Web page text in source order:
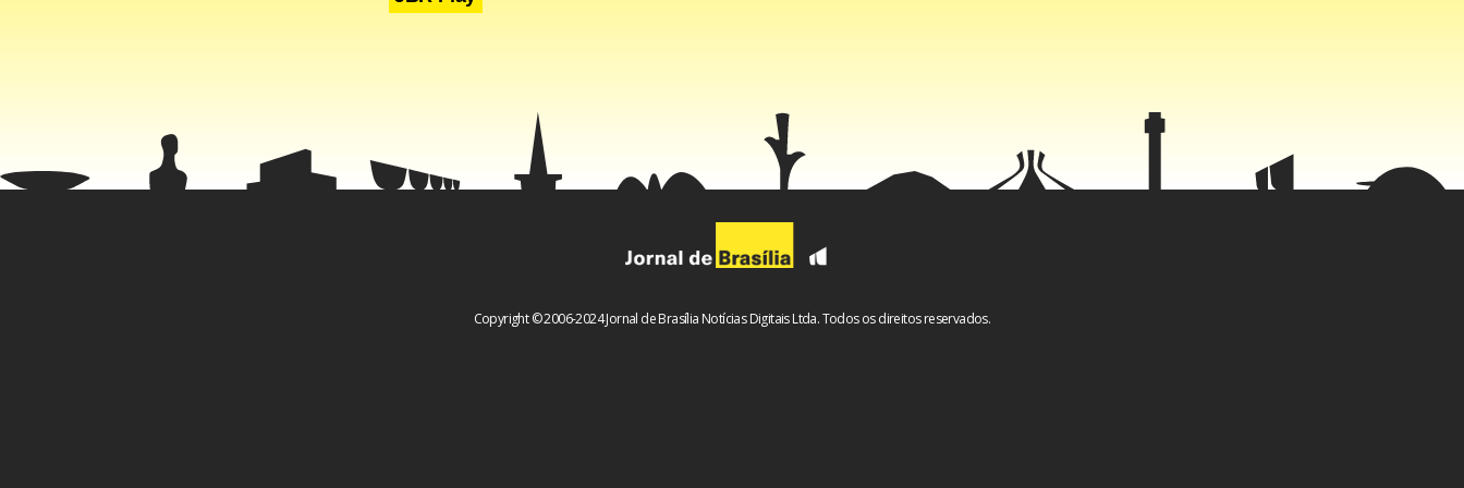
relação já tensa, em que ambos os lados se acusam de não fazer o suficiente para
Copyright © 2006-2024 Jornal de Brasília Notícias Digitais Ltda. Todos os direitos reservados.